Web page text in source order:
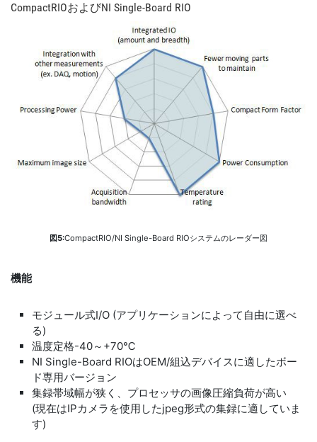
CompactRIOおよびNI Single-Board RIO
図5:CompactRIO/NI Single-Board RIOシステムのレーダー図
機能
モジュール式I/O (アプリケーションによって自由に選べ
る)
温度定格-40～+70℃
NI Single-Board RIOはOEM/組込デバイスに適したボー
ド専用バージョン
集録帯域幅が狭く、プロセッサの画像圧縮負荷が高い
(現在はIPカメラを使用したjpeg形式の集録に適していま
す)